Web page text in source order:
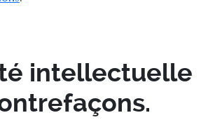
intellectuelle